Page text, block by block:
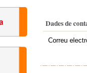
Dades de
Correu